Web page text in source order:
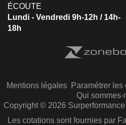
ÉCOUTE
Lundi - Vendredi 9h-12h / 14h-
18h
Mentions légales Paramétrer les
Qui sommes-
Copyright © 2026
Les cotations sont fournies par